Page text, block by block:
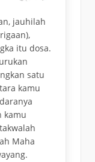
jauhilah
itu dosa.
satu
kamu
kamu
Maha